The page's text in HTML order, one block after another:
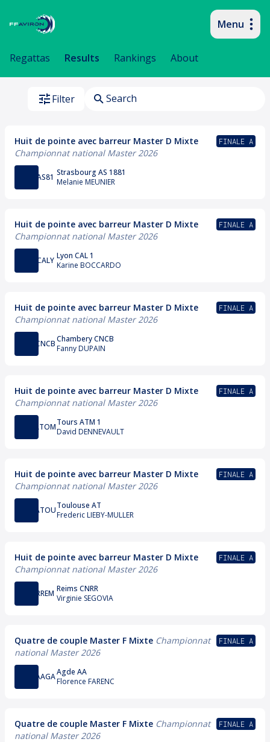
Menu
Regattas Results Rankings About
Filter
Huit de pointe avec barreur Master D Mixte
Championnat national Master 2026
FINALE A
AS81 Strasbourg AS 1881
Melanie MEUNIER
Huit de pointe avec barreur Master D Mixte
Championnat national Master 2026
FINALE A
CALY Lyon CAL 1
Karine BOCCARDO
Huit de pointe avec barreur Master D Mixte
Championnat national Master 2026
FINALE A
CNCBChambery CNCB
Fanny DUPAIN
Huit de pointe avec barreur Master D Mixte
Championnat national Master 2026
FINALE A
ATOMTours ATM 1
David DENNEVAULT
Huit de pointe avec barreur Master D Mixte
Championnat national Master 2026
FINALE A
ATOUToulouse AT
Frederic LIEBY-MULLER
Huit de pointe avec barreur Master D Mixte
Championnat national Master 2026
FINALE A
RREM Reims CNRR
Virginie SEGOVIA
Quatre de couple Master F Mixte Championnat
national Master 2026
FINALE A
AAGAAgde AA
Florence FARENC
Quatre de couple Master F Mixte Championnat
national Master 2026
FINALE A